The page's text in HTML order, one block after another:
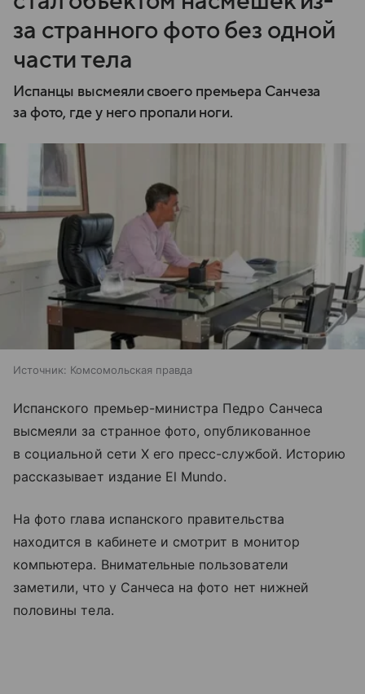
за странного фото без одной
части тела
Испанцы высмеяли своего премьера Санчеза
за фото, где у него пропали ноги.
Источник: Комсомольская правда
Испанского премьер-министра Педро Санчеса
высмеяли за странное фото, опубликованное
в социальной сети Х его пресс-службой. Историю
рассказывает издание El Mundo.
На фото глава испанского правительства
находится в кабинете и смотрит в монитор
компьютера. Внимательные пользователи
заметили, что у Санчеса на фото нет нижней
половины тела.